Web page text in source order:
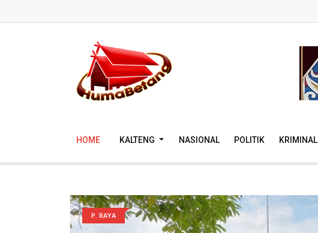
HOME KALTENG NASIONAL POLITIK KRIMINAL
P. RAYA